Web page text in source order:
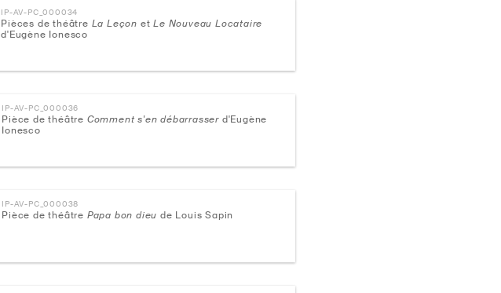
IP-AV-PC_000034
Pièces de théâtre La Leçon etLe Nouveau Locataire
d'Eugène Ionesco
IP-AV-PC_000036
Pièce de théâtre Comment s'en débarrasser d'Eugène
Ionesco
IP-AV-PC_000038
Pièce de théâtre Papa bon dieu de Louis Sapin